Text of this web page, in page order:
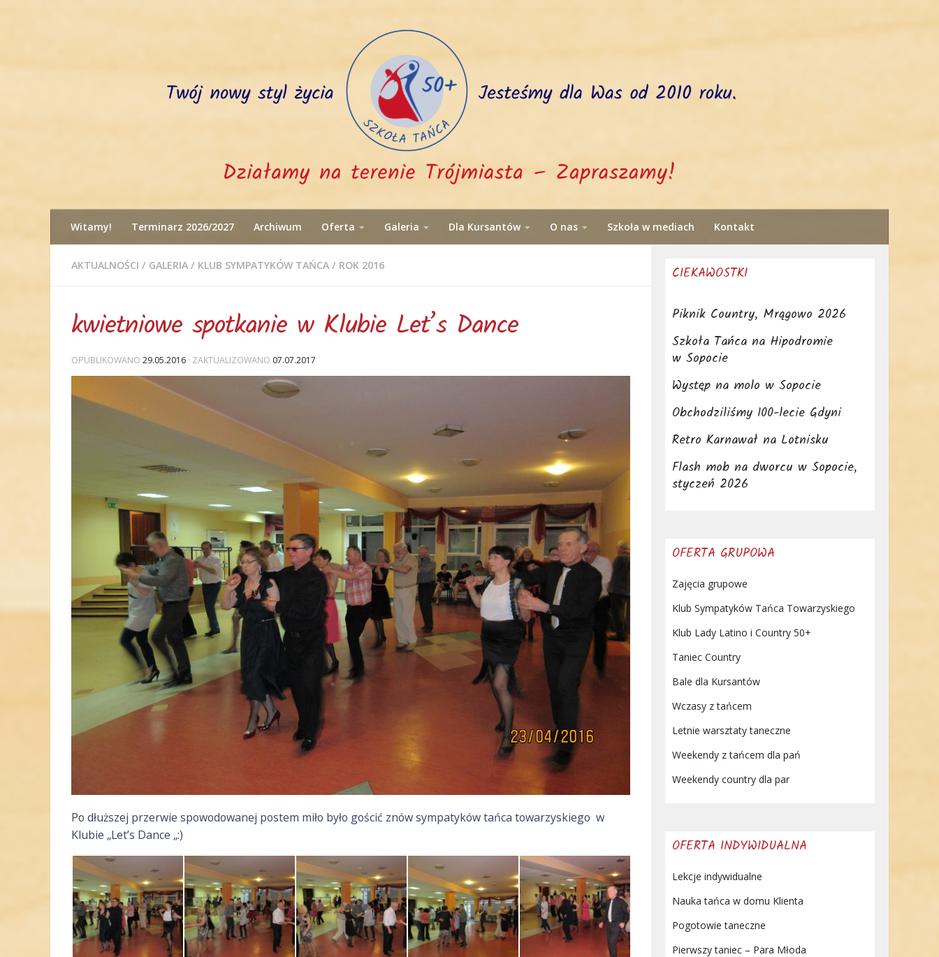
Witamy! Terminarz 2026/2027 Archiwum Oferta Galeria Dla Kursantów O nas Szkoła w mediach Kontakt
AKTUALNOŚCI / GALERIA / KLUB SYMPATYKÓW TAŃCA / ROK 2016
kwietniowe spotkanie w Klubie Let’s Dance
OPUBLIKOWANO 29.05.2016 · ZAKTUALIZOWANO 07.07.2017
Po dłuższej przerwie spowodowanej postem miło było gościć znów sympatyków tańca towarzyskiego w
Klubie „Let’s Dance „:)
CIEKAWOSTKI
Piknik Country, Mrągowo 2026
Szkoła Tańca na Hipodromie
w Sopocie
Występ na molo w Sopocie
Obchodziliśmy 100-lecie Gdyni
Retro Karnawał na Lotnisku
Flash mob na dworcu w Sopocie,
styczeń 2026
OFERTA GRUPOWA
Zajęcia grupowe
Klub Sympatyków Tańca Towarzyskiego
Klub Lady Latino i Country 50+
Taniec Country
Bale dla Kursantów
Wczasy z tańcem
Letnie warsztaty taneczne
Weekendy z tańcem dla pań
Weekendy country dla par
OFERTA INDYWIDUALNA
Lekcje indywidualne
Nauka tańca w domu Klienta
Pogotowie taneczne
Pierwszy taniec – Para Młoda